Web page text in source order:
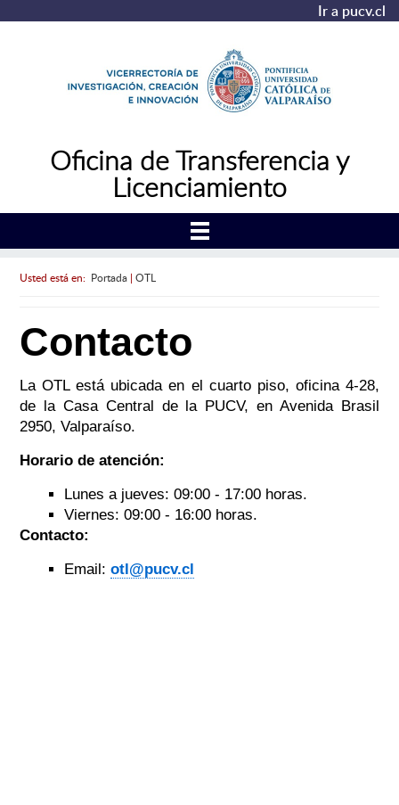
Ir a pucv.cl
Oficina de Transferencia y
Licenciamiento
Usted está en: Portada| OTL
Contacto
La OTL está ubicada en el cuarto piso, oficina 4-28,
de la Casa Central de la PUCV, en Avenida Brasil
2950, Valparaíso.
Horario de atención:
Lunes a jueves: 09:00 - 17:00 horas.
Viernes: 09:00 - 16:00 horas.
Contacto:
Email: otl@pucv.cl